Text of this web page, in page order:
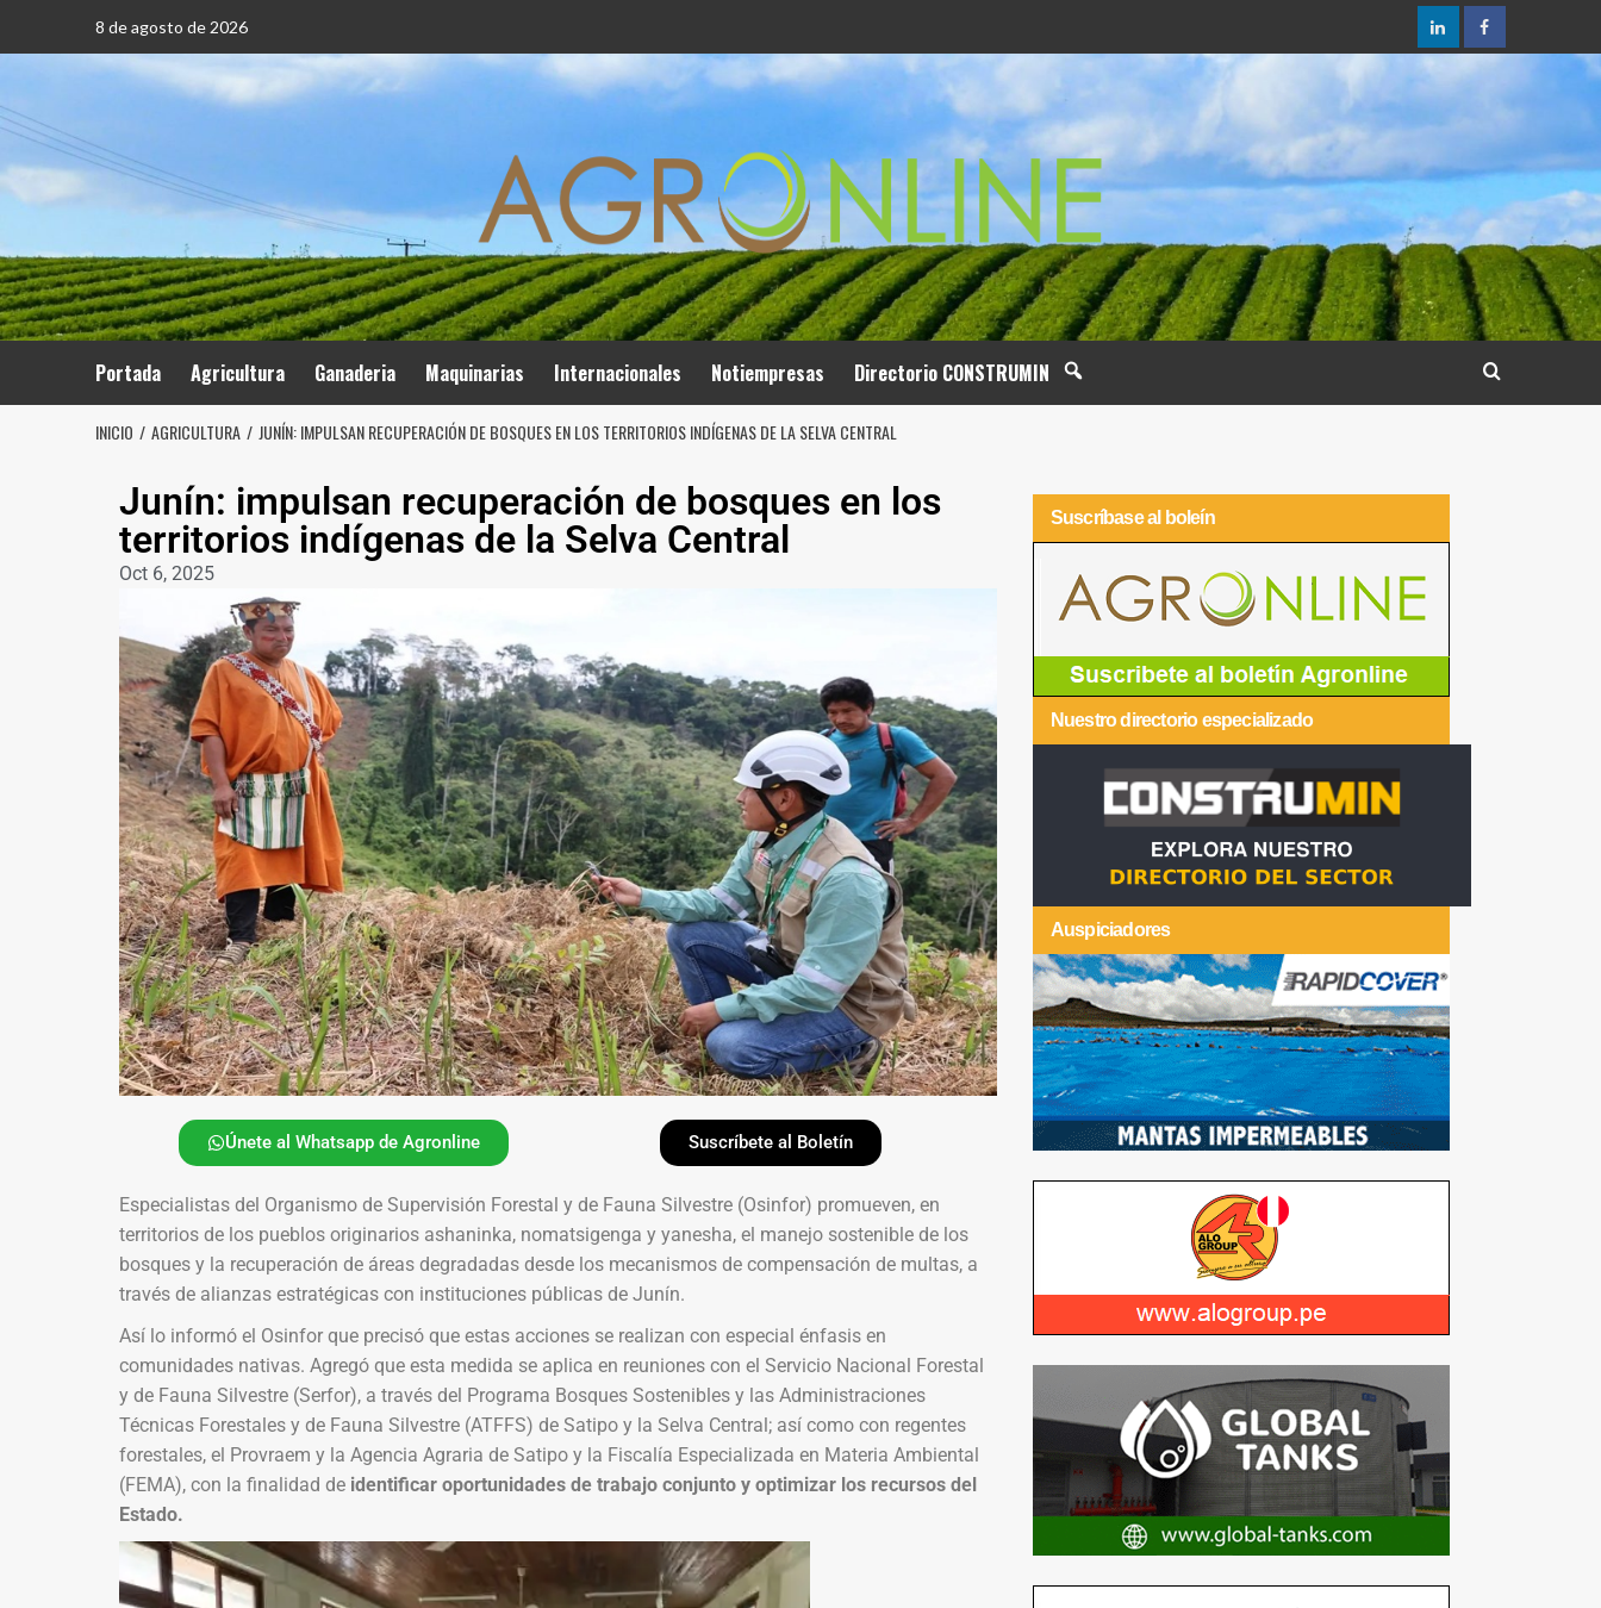
8 de agosto de 2026
Portada Agricultura Ganaderia Maquinarias Internacionales Notiempresas Directorio CONSTRUMIN
INICIO AGRICULTURA JUNÍN: IMPULSAN RECUPERACIÓN DE BOSQUES EN LOS TERRITORIOS INDÍGENAS DE LA SELVA CENTRAL
Junín: impulsan recuperación de bosques en los
territorios indígenas de la Selva Central
Oct 6, 2025
Únete al Whatsapp de Agronline Suscríbete al Boletín
Especialistas del Organismo de Supervisión Forestal y de Fauna Silvestre (Osinfor) promueven, en
territorios de los pueblos originarios ashaninka, nomatsigenga y yanesha, el manejo sostenible de los
bosques y la recuperación de áreas degradadas desde los mecanismos de compensación de multas, a
través de alianzas estratégicas con instituciones públicas de Junín.
Así lo informó el Osinfor que precisó que estas acciones se realizan con especial énfasis en
comunidades nativas. Agregó que esta medida se aplica en reuniones con el Servicio Nacional Forestal
y de Fauna Silvestre (Serfor), a través del Programa Bosques Sostenibles y las Administraciones
Técnicas Forestales y de Fauna Silvestre (ATFFS) de Satipo y la Selva Central; así como con regentes
forestales, el Provraem y la Agencia Agraria de Satipo y la Fiscalía Especializada en Materia Ambiental
(FEMA), con la finalidad de identificar oportunidades de trabajo conjunto y optimizar los recursos del
Estado.
Suscríbase al boleín
Nuestro directorio especializado
Auspiciadores